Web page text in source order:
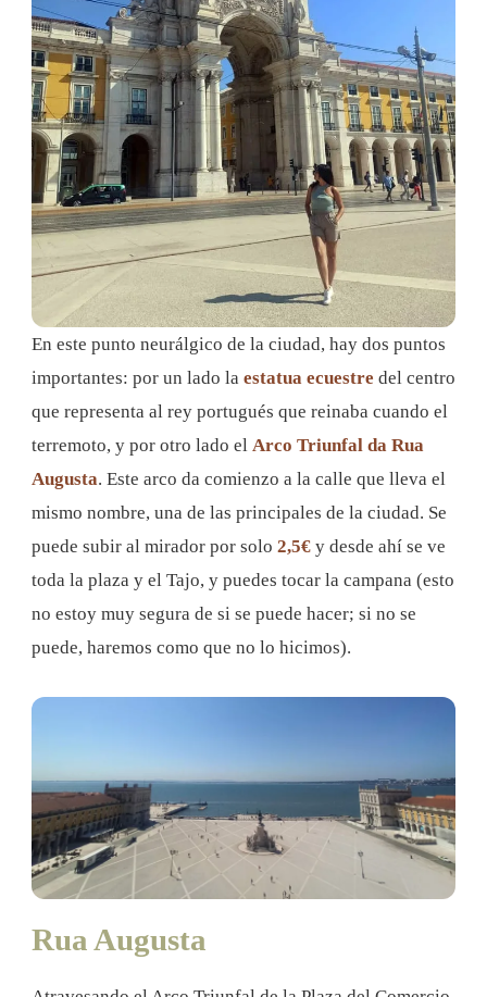
En este punto neurálgico de la ciudad, hay dos puntos
importantes: por un lado la estatua ecuestre del centro
que representa al rey portugués que reinaba cuando el
terremoto, y por otro lado el Arco Triunfal da Rua
Augusta. Este arco da comienzo a la calle que lleva el
mismo nombre, una de las principales de la ciudad. Se
puede subir al mirador por solo 2,5€ y desde ahí se ve
toda la plaza y el Tajo, y puedes tocar la campana (esto
no estoy muy segura de si se puede hacer; si no se
puede, haremos como que no lo hicimos).
Rua Augusta